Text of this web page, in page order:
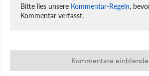
Bitte lies unsere Kommentar-Regeln,
Kommentar verfasst.
Kommentare